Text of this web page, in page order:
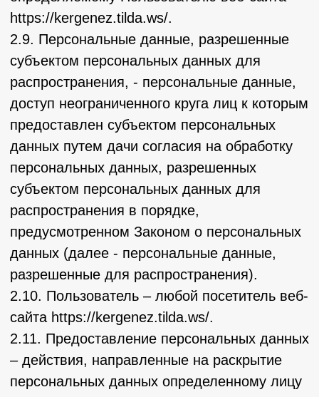
персональных данных на территорию
иностранного государства органу власти
иностранного государства, иностранному
физическому или иностранному
юридическому лицу.
2.14. Уничтожение персональных данных –
любые действия, в результате которых
персональные данные уничтожаются
безвозвратно с невозможностью
дальнейшего восстановления содержания
системе персональных данных и (или)
уничтожаются материальные носители
персональных данных.
3. Основные права и обязанности
Оператора
3.1. Оператор имеет право:
данных достоверные информацию и/или
документы, содержащие персональные
данные;
– в случае отзыва субъектом персональных
данных согласия на обработку
персональных данных Оператор вправе
данных без согласия субъекта